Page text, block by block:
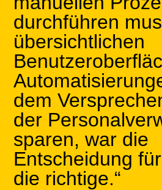
durchführen
übersichtlichen
dem
der
sparen, war die
Entscheidung
die richtige.“